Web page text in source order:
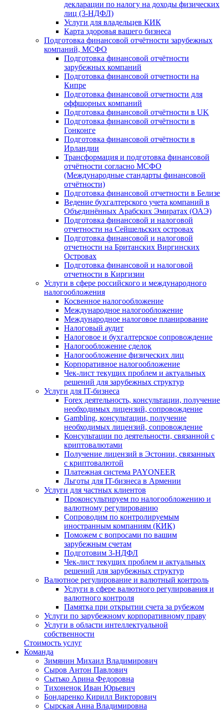
декларации по налогу на доходы физических
лиц (3-НДФЛ)
Услуги для владельцев КИК
Карта здоровья вашего бизнеса
Подготовка финансовой отчётности зарубежных
компаний, МСФО
Подготовка финансовой отчётности
зарубежных компаний
Подготовка финансовой отчетности на
Кипре
Подготовка финансовой отчетности для
оффшорных компаний
Подготовка финансовой отчётности в UK
Подготовка финансовой отчётности в
Гонконге
Подготовка финансовой отчётности в
Ирландии
Трансформация и подготовка финансовой
отчётности согласно МСФО
(Международные стандарты финансовой
отчётности)
Подготовка финансовой отчетности в Белизе
Ведение бухгалтерского учета компаний в
Объединённых Арабских Эмиратах (ОАЭ)
Подготовка финансовой и налоговой
отчетности на Сейшельских островах
Подготовка финансовой и налоговой
отчетности на Британских Виргинских
Островах
Подготовка финансовой и налоговой
отчетности в Киргизии
Услуги в сфере российского и международного
налогообложения
Косвенное налогообложение
Международное налогообложение
Международное налоговое планирование
Налоговый аудит
Налоговое и бухгалтерское сопровождение
Налогообложение сделок
Налогообложение физических лиц
Корпоративное налогообложение
Чек-лист текущих проблем и актуальных
решений для зарубежных структур
Услуги для IT-бизнеса
Forex деятельность, консультации, получение
необходимых лицензий, сопровождение
Gambling, консультации, получение
необходимых лицензий, сопровождение
Консультации по деятельности, связанной с
криптовалютами
Получение лицензий в Эстонии, связанных
с криптовалютой
Платежная система PAYONEER
Льготы для IT-бизнеса в Армении
Услуги для частных клиентов
Проконсультируем по налогообложению и
валютному регулированию
Сопроводим по контролируемым
иностранным компаниям (КИК)
Поможем с вопросами по вашим
зарубежным счетам
Подготовим 3-НДФЛ
Чек-лист текущих проблем и актуальных
решений для зарубежных структур
Валютное регулирование и валютный контроль
Услуги в сфере валютного регулирования и
валютного контроля
Памятка при открытии счета за рубежом
Услуги по зарубежному корпоративному праву
Услуги в области интеллектуальной
собственности
Стоимость услуг
Команда
Зимянин Михаил Владимирович
Сыров Антон Павлович
Сытько Арина Федоровна
Тихоненок Иван Юрьевич
Бондаренко Кирилл Викторович
Сырская Анна Владимировна